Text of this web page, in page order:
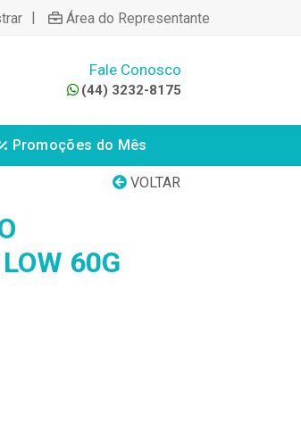
| Área do Representante
Fale Conosco
(44) 3232-8175
Promoções do Mês
VOLTAR
60G